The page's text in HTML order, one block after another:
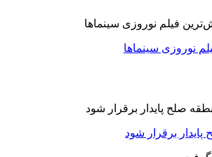
نوروزی سینماها
برقرار شود